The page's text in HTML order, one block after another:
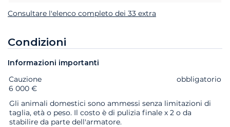
Consultare l'elenco completo dei 33 extra
Condizioni
Informazioni importanti
Extra Stato
Cauzione
obbligatorio
6 000 €
Gli animali domestici sono ammessi senza limitazioni di
taglia, età o peso. Il costo è di pulizia finale x 2 o da
stabilire da parte dell'armatore.